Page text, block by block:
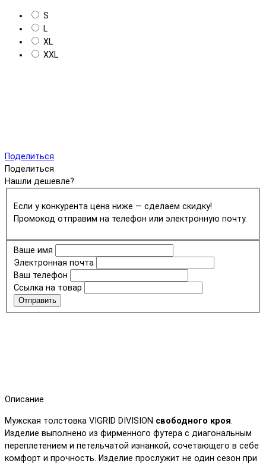
S
L
XL
XXL
Поделиться
Поделиться
Нашли дешевле?
Если у конкурента цена ниже — сделаем скидку!
Промокод отправим на телефон или электронную почту.
Ваше имя
Электронная почта
Ваш телефон
Ссылка на товар
Отправить
Описание
Мужская толстовка VIGRID DIVISION свободного кроя.
Изделие выполнено из фирменного футера с диагональным
переплетением и петельчатой изнанкой, сочетающего в себе
комфорт и прочность. Изделие прослужит не один сезон при